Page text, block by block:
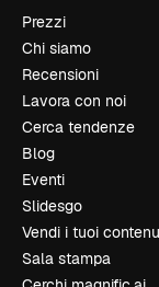
Prezzi
Chi siamo
Recensioni
Lavora con noi
Cerca tendenze
Blog
Eventi
Slidesgo
Vendi i tuoi
Sala stampa